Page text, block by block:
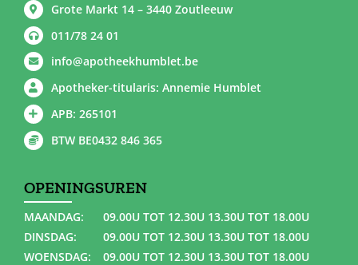
Grote Markt 14 – 3440 Zoutleeuw
011/78 24 01
info@apotheekhumblet.be
Apotheker-titularis: Annemie Humblet
APB: 265101
BTW BE0432 846 365
OPENINGSUREN
MAANDAG:
09.00U TOT 12.30U 13.30U TOT 18.00U
DINSDAG:
09.00U TOT 12.30U 13.30U TOT 18.00U
WOENSDAG:
09.00U TOT 12.30U 13.30U TOT 18.00U